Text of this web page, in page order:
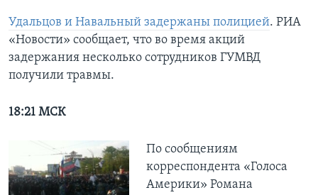
Удальцов и Навальный задержаны полицией. РИА
«Новости» сообщает, что во время акций
задержания несколько сотрудников ГУМВД
получили травмы.
18:21 МСК
По сообщениям
корреспондента «Голоса
Америки» Романа